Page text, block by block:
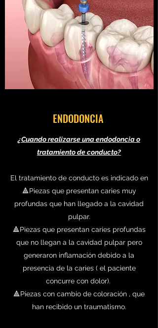
ENDODONCIA
¿Cuando realizarse una endodoncia o
tratamiento de conducto?
El tratamiento de conducto es indicado en
🔺Piezas que presentan caries muy
profundas que han llegado a la cavidad
pulpar.
🔺Piezas que presentan caries profundas
que no llegan a la cavidad pulpar pero
generaron inflamación debido a la
presencia de la caries ( el paciente
concurre con dolor).
🔺Piezas con cambio de coloración , que
han recibido un traumatismo.